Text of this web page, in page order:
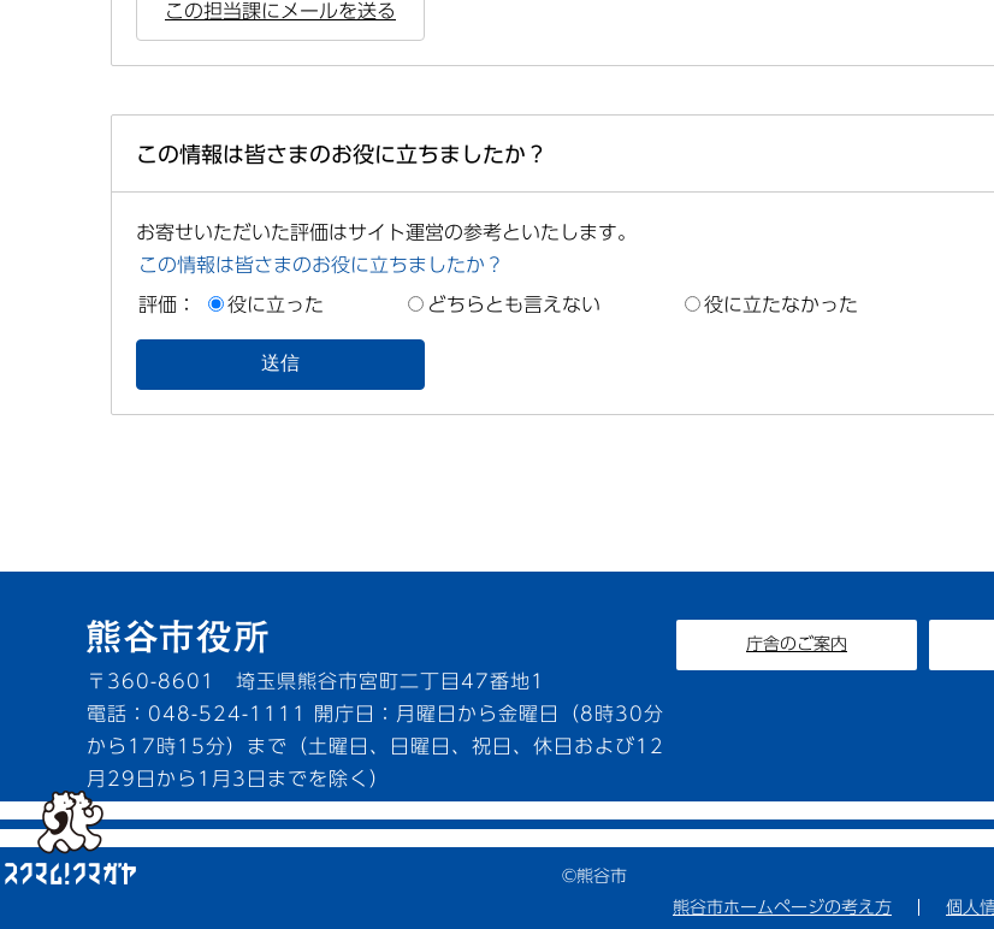
この担当課にメールを送る
この情報は皆さまのお役に立ちましたか？
お寄せいただいた評価はサイト運営の参考といたします。
この情報は皆さまのお役に立ちましたか？
評価： 役に立った どちらとも言えない 役に立たなかった
熊谷市ホームページの考え方 個人
〒360-8601 埼玉県熊谷市宮町二丁目47番地1
電話：048-524-1111
開庁日：月曜日から金曜日（8時30分
から17時15分）まで（土曜日、日曜日、祝日、休日および12
月29日から1月3日までを除く）
庁舎のご案内
©熊谷市